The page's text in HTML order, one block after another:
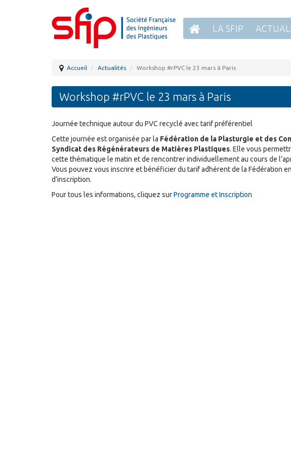
LA SFIP
Accueil Actualités Workshop #rPVC le 23 mars à Paris
Workshop #rPVC le 23 mars à Paris
Journée technique autour du PVC recyclé avec tarif préférentiel
Cette journée est organisée par la Fédération de la Plasturgie et des
Syndicat des Régénérateurs de Matières Plastiques. Elle vous
cette thématique le matin et de rencontrer individuellement au cours de
Vous pouvez vous inscrire et bénéficier du tarif adhérent de la Fédération
d’inscription.
Pour tous les informations, cliquez surProgramme et Inscription